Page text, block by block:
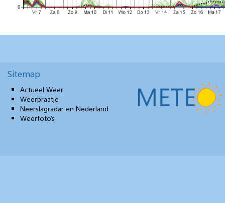
Sitemap
Actueel Weer
Weerpraatje
Neerslagradar en Nederland
Weerfoto’s